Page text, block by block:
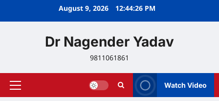
August 9, 2026 12:44:27 PM
Dr Nagender Yadav
9811061861
Primary
Watch Video